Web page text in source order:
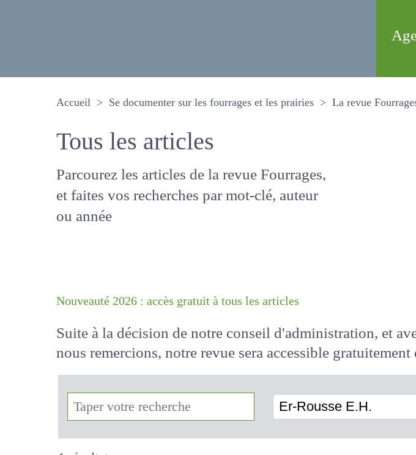
Accueil Se documenter sur les fourrages et les prairies La revue
Tous les articles
Parcourez les articles de la revue
Fourrages, et faites vos recherches par
mot-clé, auteur ou année
Suite à la décision de notre conseil d'administration, et
nous remercions, notre revue sera accessible
!
Er-Rousse E.H.